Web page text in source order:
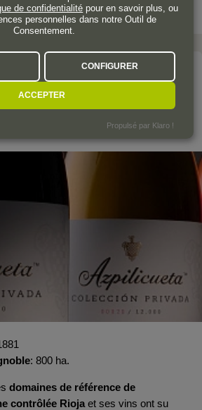
800 ha.
domaines de référence de
contrôlée Rioja et ses vins ont su
de confidentialité pour en savoir plus, ou
personnelles dans notre Outil de
Consentement.
CONFIGURER
ACCEPTER
Propulsé par Klaro !